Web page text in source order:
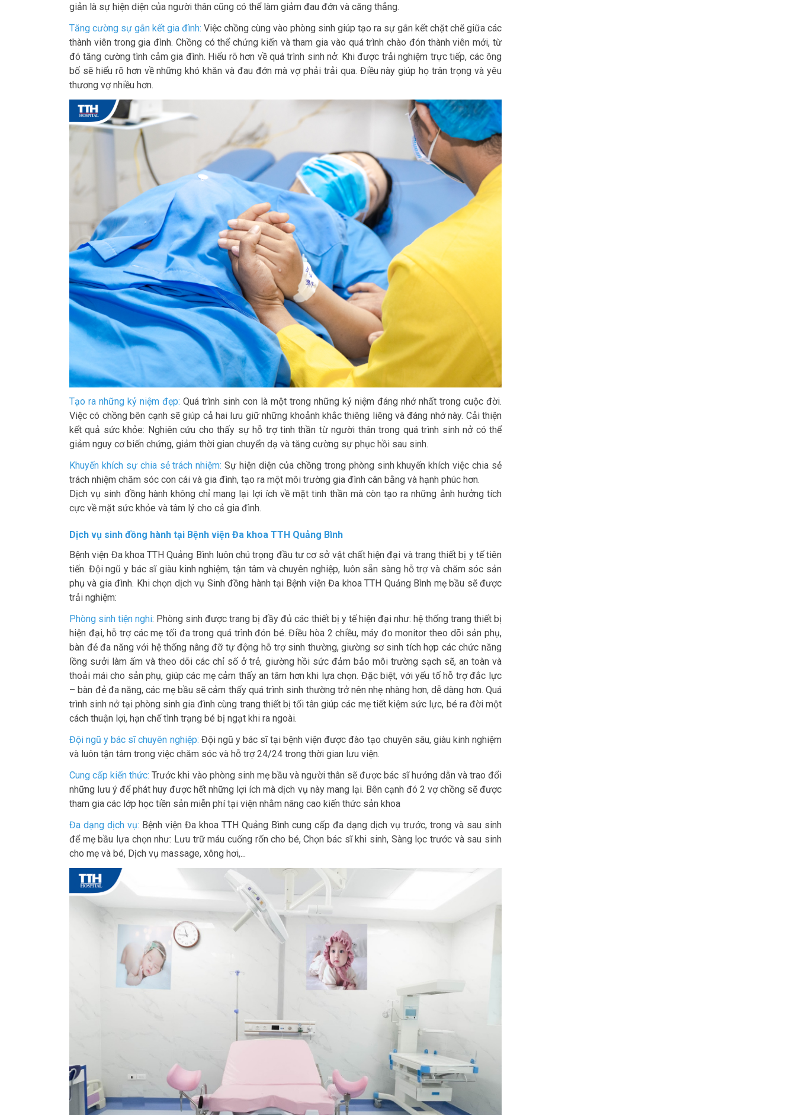
giản là sự hiện diện của người thân cũng có thể làm giảm đau đớn và căng thẳng.
Tăng cường sự gắn kết gia đình: Việc chồng cùng vào phòng sinh giúp tạo ra sự gắn kết chặt chẽ giữa các
thành viên trong gia đình. Chồng có thể chứng kiến và tham gia vào quá trình chào đón thành viên mới, từ
đó tăng cường tình cảm gia đình. Hiểu rõ hơn về quá trình sinh nở: Khi được trải nghiệm trực tiếp, các ông
bố sẽ hiểu rõ hơn về những khó khăn và đau đớn mà vợ phải trải qua. Điều này giúp họ trân trọng và yêu
thương vợ nhiều hơn.
Tạo ra những kỷ niệm đẹp: Quá trình sinh con là một trong những kỷ niệm đáng nhớ nhất trong cuộc đời.
Việc có chồng bên cạnh sẽ giúp cả hai lưu giữ những khoảnh khắc thiêng liêng và đáng nhớ này. Cải thiện
kết quả sức khỏe: Nghiên cứu cho thấy sự hỗ trợ tinh thần từ người thân trong quá trình sinh nở có thể
giảm nguy cơ biến chứng, giảm thời gian chuyển dạ và tăng cường sự phục hồi sau sinh.
Khuyến khích sự chia sẻ trách nhiệm: Sự hiện diện của chồng trong phòng sinh khuyến khích việc chia sẻ
trách nhiệm chăm sóc con cái và gia đình, tạo ra một môi trường gia đình cân bằng và hạnh phúc hơn.
Dịch vụ sinh đồng hành không chỉ mang lại lợi ích về mặt tinh thần mà còn tạo ra những ảnh hưởng tích
cực về mặt sức khỏe và tâm lý cho cả gia đình.
Dịch vụ sinh đồng hành tại Bệnh viện Đa khoa TTH Quảng Bình
Bệnh viện Đa khoa TTH Quảng Bình luôn chú trọng đầu tư cơ sở vật chất hiện đại và trang thiết bị y tế tiên
tiến. Đội ngũ y bác sĩ giàu kinh nghiệm, tận tâm và chuyên nghiệp, luôn sẵn sàng hỗ trợ và chăm sóc sản
phụ và gia đình. Khi chọn dịch vụ Sinh đồng hành tại Bệnh viện Đa khoa TTH Quảng Bình mẹ bầu sẽ được
trải nghiệm:
Phòng sinh tiện nghi: Phòng sinh được trang bị đầy đủ các thiết bị y tế hiện đại như: hệ thống trang thiết bị
hiện đại, hỗ trợ các mẹ tối đa trong quá trình đón bé. Điều hòa 2 chiều, máy đo monitor theo dõi sản phụ,
bàn đẻ đa năng với hệ thống nâng đỡ tự động hỗ trợ sinh thường, giường sơ sinh tích hợp các chức năng
lồng sưởi làm ấm và theo dõi các chỉ số ở trẻ, giường hồi sức đảm bảo môi trường sạch sẽ, an toàn và
thoải mái cho sản phụ, giúp các mẹ cảm thấy an tâm hơn khi lựa chọn. Đặc biệt, với yếu tố hỗ trợ đắc lực
– bàn đẻ đa năng, các mẹ bầu sẽ cảm thấy quá trình sinh thường trở nên nhẹ nhàng hơn, dễ dàng hơn. Quá
trình sinh nở tại phòng sinh gia đình cùng trang thiết bị tối tân giúp các mẹ tiết kiệm sức lực, bé ra đời một
cách thuận lợi, hạn chế tình trạng bé bị ngạt khi ra ngoài.
Đội ngũ y bác sĩ chuyên nghiệp: Đội ngũ y bác sĩ tại bệnh viện được đào tạo chuyên sâu, giàu kinh nghiệm
và luôn tận tâm trong việc chăm sóc và hỗ trợ 24/24 trong thời gian lưu viện.
Cung cấp kiến thức: Trước khi vào phòng sinh mẹ bầu và người thân sẽ được bác sĩ hướng dẫn và trao đổi
những lưu ý để phát huy được hết những lợi ích mà dịch vụ này mang lại. Bên cạnh đó 2 vợ chồng sẽ được
tham gia các lớp học tiền sản miễn phí tại viện nhằm nâng cao kiến thức sản khoa
Đa dạng dịch vụ: Bệnh viện Đa khoa TTH Quảng Bình cung cấp đa dạng dịch vụ trước, trong và sau sinh
để mẹ bầu lựa chọn như: Lưu trữ máu cuống rốn cho bé, Chọn bác sĩ khi sinh, Sàng lọc trước và sau sinh
cho mẹ và bé, Dịch vụ massage, xông hơi,...